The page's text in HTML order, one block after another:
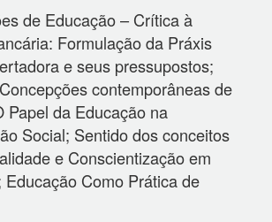
de Educação – Crítica à
Formulação da Práxis
e seus pressupostos;
contemporâneas de
Papel da Educação na
Social; Sentido dos conceitos
e Conscientização em
Educação Como Prática de